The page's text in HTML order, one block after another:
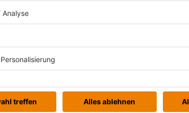
Dortmund , Dortmund
Bremen, Bremen
Opernhaus, Bonn
Theater Lünen, Lünen
Haus, Friedrichshafen